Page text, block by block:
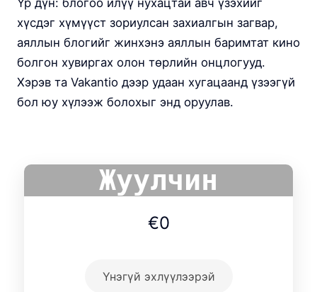
Үр дүн: блогоо илүү нухацтай авч үзэхийг
хүсдэг хүмүүст зориулсан захиалгын загвар,
аяллын блогийг жинхэнэ аяллын баримтат кино
болгон хувиргах олон төрлийн онцлогууд.
Хэрэв та Vakantio дээр удаан хугацаанд үзээгүй
бол юу хүлээж болохыг энд оруулав.
Жуулчин
€0
Үнэгүй эхлүүлээрэй